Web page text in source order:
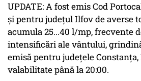
UPDATE: A fost emis Cod
și pentru județul Ilfov de averse
acumula 25...40 l/mp, frecvente
intensificări ale vântului,
emisă pentru județele
valabilitate până la 20:00.